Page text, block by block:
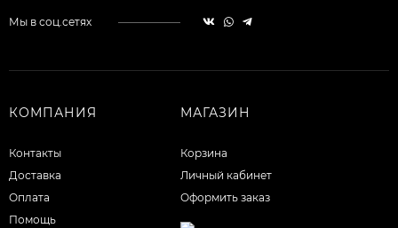
Мы в соц.сетях
КОМПАНИЯ
Контакты
Доставка
Оплата
Помощь
МАГАЗИН
Корзина
Личный кабинет
Оформить заказ